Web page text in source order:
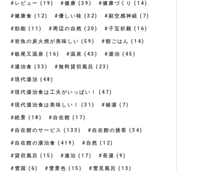
レビュー (19) 健康 (39) 健康づくり (14)
健康食 (12) 優しい味 (32) 副交感神経 (7)
効能 (11) 周辺の自然 (20) 子宝祈願 (16)
岩魚の炭火焼が美味しい (59) 朝ごはん (14)
栃尾又温泉 (16) 温泉 (43) 湯治 (45)
湯治食 (33) 無料貸切風呂 (23)
現代湯治 (48)
現代湯治食は工夫がいっぱい！ (47)
現代湯治食は美味しい！ (31) 秘湯 (7)
絶景 (18) 自在館 (17)
自在館のサービス (133) 自在館の接客 (34)
自在館の湯治食 (419) 自然 (12)
貸切風呂 (15) 連泊 (17) 長湯 (9)
雪国 (6) 雪景色 (15) 雪見風呂 (13)